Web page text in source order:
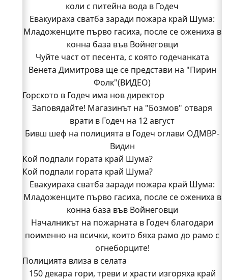
коли с питейна вода в Годеч
Евакуираха сватба заради пожара край Шума:
Младоженците първо гасиха, после се ожениха в
конна база във Войнеговци
Чуйте част от песента, с която годечанката
Венета Димитрова ще се представи на "Пирин
Фолк"(ВИДЕО)
Горското в Годеч има нов директор
Заповядайте! Магазинът на "Бозмов" отваря
врати в Годеч на 12 август
Бивш шеф на полицията в Годеч оглави ОДМВР-
Видин
Кой подпали гората край Шума?
Младежи от Люлин и Део сред първите
доброволци на пожара край Шума (СНИМКИ)
Началникът на пожарната в Годеч благодари
поименно на всички, които бяха рамо до рамо с
огнеборците!
150 декара гори, треви и храсти изгоряха край
Годеч, десетки доброволци се хвърлиха в
битката с огъня (СНИМКИ/ВИДЕО)
Полицията влиза в селата
Кой подпали гората край Шума?
Евакуираха сватба заради пожара край Шума:
Младоженците първо гасиха, после се ожениха в
конна база във Войнеговци
Началникът на пожарната в Годеч благодари
поименно на всички, които бяха рамо до рамо с
огнеборците!
Полицията влиза в селата
150 декара гори, треви и храсти изгоряха край